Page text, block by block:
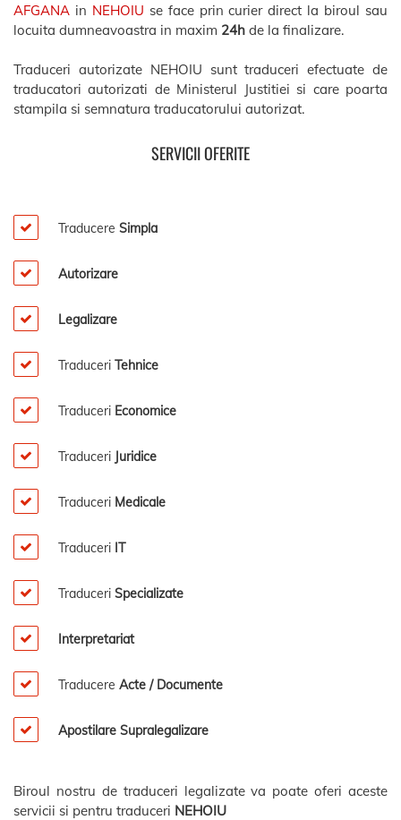
AFGANA in NEHOIU se face prin curier direct la biroul sau
locuita dumneavoastra in maxim 24h de la finalizare.
Traduceri autorizate NEHOIU sunt traduceri efectuate de
traducatori autorizati de Ministerul Justitiei si care poarta
stampila si semnatura traducatorului autorizat.
SERVICII OFERITE
Traducere Simpla
Autorizare
Legalizare
Traduceri Tehnice
Traduceri Economice
Traduceri Juridice
Traduceri Medicale
Traduceri IT
Traduceri Specializate
Interpretariat
Traducere Acte / Documente
Apostilare Supralegalizare
Biroul nostru de traduceri legalizate va poate oferi aceste
servicii si pentru traduceri NEHOIU